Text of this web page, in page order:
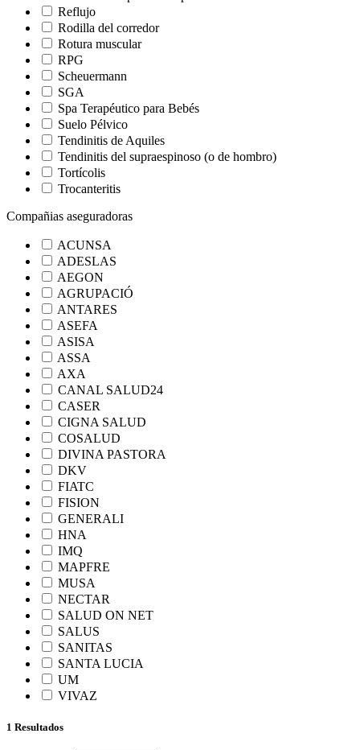
Reflujo
Rodilla del corredor
Rotura muscular
RPG
Scheuermann
SGA
Spa Terapéutico para Bebés
Suelo Pélvico
Tendinitis de Aquiles
Tendinitis del supraespinoso (o de hombro)
Tortícolis
Trocanteritis
Compañias aseguradoras
ACUNSA
ADESLAS
AEGON
AGRUPACIÓ
ANTARES
ASEFA
ASISA
ASSA
AXA
CANAL SALUD24
CASER
CIGNA SALUD
COSALUD
DIVINA PASTORA
DKV
FIATC
FISION
GENERALI
HNA
IMQ
MAPFRE
MUSA
NECTAR
SALUD ON NET
SALUS
SANITAS
SANTA LUCIA
UM
VIVAZ
1 Resultados